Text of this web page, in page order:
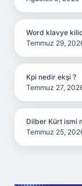
Word klavye
Temmuz 29,
Kpi nedir ekşi ?
Temmuz 27,
Dilber Kürt ismi
Temmuz 25,